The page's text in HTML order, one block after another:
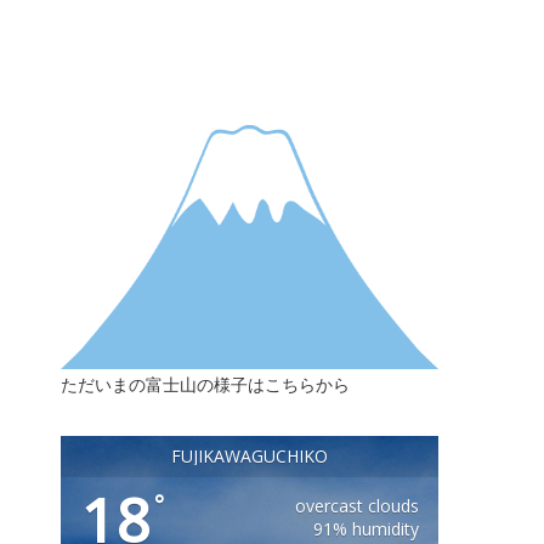
ただいまの富士山の様子はこちらから
FUJIKAWAGUCHIKO
18°
overcast clouds
91% humidity